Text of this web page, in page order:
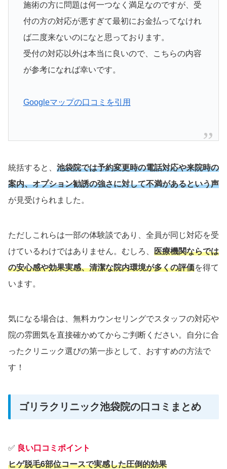
施術の方に問題は何一つなく満足なのですが、受
付の方の対応が悪すぎて最初にお金払ってなけれ
ば二度来ないのになと思っております。
受付の対応以外は本当に良いので、こちらの内容
が参考になれば幸いです。
Googleマップの口コミを引用
統括すると、 池袋院では予約変更時の電話対応や来院時の
案内、オプション勧誘の強さに対して不満があるという声
が見受けられました。
ただしこれらは一部の体験談であり、全員が同じ対応を受
けているわけではありません。むしろ、 医療機関ならでは
の安心感や効果実感、清潔な院内環境が多くの評価を得て
います。
気になる場合は、無料カウンセリングでスタッフの対応や
院の雰囲気を直接確かめてからご判断ください。自分に合
ったクリニック選びの第一歩として、おすすめの方法で
す！
ゴリラクリニック池袋院の口コミまとめ
✅ 良い口コミポイント
ヒゲ脱毛6部位コースで実感した圧倒的効果